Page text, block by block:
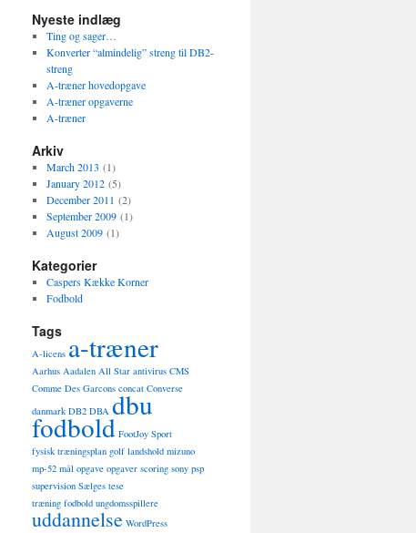
Nyeste indlæg
Ting og sager…
Konverter “almindelig” streng til DB2-
streng
A-træner hovedopgave
A-træner opgaverne
A-træner
Arkiv
March 2013 (1)
January 2012(5)
December 2011 (2)
September 2009(1)
August 2009(1)
Kategorier
Caspers Kække Korner
Fodbold
Tags
A-licens a-træner
Aarhus Aadalen All Star antivirus CMS
Comme Des Garcons concat Converse
danmark DB2 DBA dbu
fodbold FootJoy Sport
fysisk træningsplan golf landshold mizuno
mp-52 mål opgave opgaver scoring sony psp
supervision Sælges tese
træning fodbold ungdomsspillere
uddannelse WordPress